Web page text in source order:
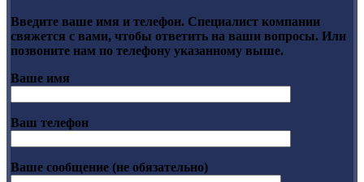
Введите ваше имя и телефон. Специалист компании
свяжется с вами, чтобы ответить на ваши вопросы. Или
позвоните нам по телефону указанному выше.
Ваше имя
Ваш телефон
Ваше сообщение (не обязательно)